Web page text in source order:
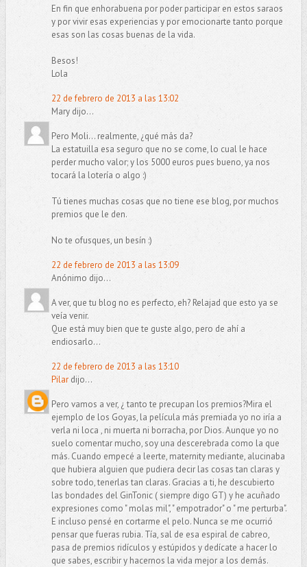
En fin que enhorabuena por poder participar en estos saraos
y por vivir esas experiencias y por emocionarte tanto porque
esas son las cosas buenas de la vida.
Besos!
Lola
22 de febrero de 2013 a las 13:02
Mary dijo...
Pero Moli... realmente, ¿qué más da?
La estatuilla esa seguro que no se come, lo cual le hace
perder mucho valor; y los 5000 euros pues bueno, ya nos
tocará la lotería o algo :)
Tú tienes muchas cosas que no tiene ese blog, por muchos
premios que le den.
No te ofusques, un besín :)
22 de febrero de 2013 a las 13:09
Anónimo dijo...
A ver, que tu blog no es perfecto, eh? Relajad que esto ya se
veía venir.
Que está muy bien que te guste algo, pero de ahí a
endiosarlo...
22 de febrero de 2013 a las 13:10
Pilardijo...
Pero vamos a ver, ¿ tanto te precupan los premios?Mira el
ejemplo de los Goyas, la película más premiada yo no iría a
verla ni loca , ni muerta ni borracha, por Dios. Aunque yo no
suelo comentar mucho, soy una descerebrada como la que
más. Cuando empecé a leerte, maternity mediante, alucinaba
que hubiera alguien que pudiera decir las cosas tan claras y
sobre todo, tenerlas tan claras. Gracias a ti, he descubierto
las bondades del GinTonic ( siempre digo GT) y he acuñado
expresiones como " molas mil", " empotrador" o " me perturba".
E incluso pensé en cortarme el pelo. Nunca se me ocurrió
pensar que fueras rubia. Tía, sal de esa espiral de cabreo,
pasa de premios ridículos y estúpidos y dedícate a hacer lo
que sabes, escribir y hacernos la vida mejor a los demás.